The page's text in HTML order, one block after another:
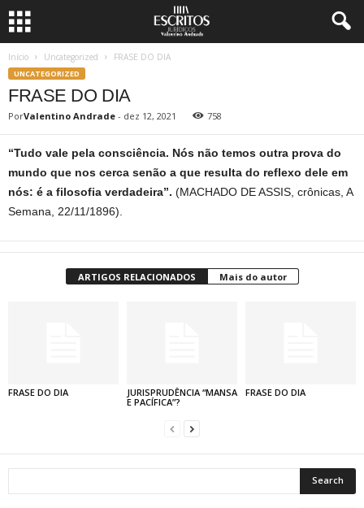
Início Uncategorized FRASE DO DIA
UNCATEGORIZED
FRASE DO DIA
PorValentino Andrade - dez 12, 2021 758
“Tudo vale pela consciência. Nós não temos outra prova do
mundo que nos cerca senão a que resulta do reflexo dele em
nós: é a filosofia verdadeira”. (MACHADO DE ASSIS, crônicas, A
Semana, 22/11/1896).
ARTIGOS RELACIONADOS Mais do autor
FRASE DO DIA
JURISPRUDÊNCIA “MANSA
E PACÍFICA”?
FRASE DO DIA